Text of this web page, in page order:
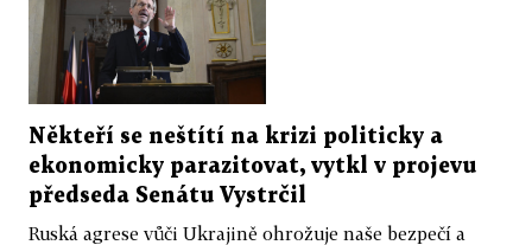
Někteří se neštítí na krizi politicky a
ekonomicky parazitovat, vytkl v projevu
předseda Senátu Vystrčil
Ruská agrese vůči Ukrajině ohrožuje naše bezpečí a